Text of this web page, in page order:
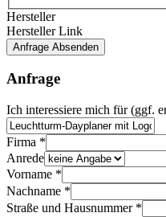
Hersteller
Vorname
kreativ
Ihrem
Hersteller Link
Anfrage Absenden
Anfrage
Ich interessiere mich für (ggf.
Firma *
Anrede
Vorname *
Nachname *
Straße und Hausnummer *